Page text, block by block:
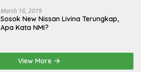
March 16, 2019
Sosok New Nissan Livina Terungkap,
Apa Kata NMI?
View More